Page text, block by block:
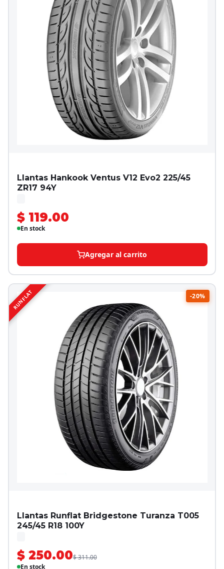
Llantas Hankook Ventus V12 Evo2 225/45
ZR17 94Y
$ 119.00
En stock
Agregar al carrito
RUNFLAT -20%
Llantas Runflat Bridgestone Turanza T005
245/45 R18 100Y
$ 250.00$ 311.00
En stock